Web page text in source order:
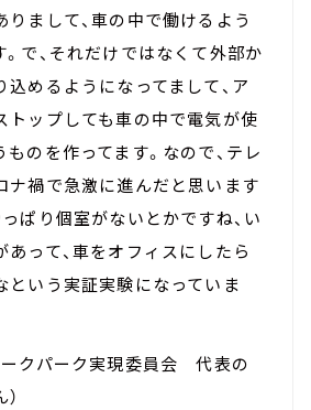
りまして、車の中で働けるよう
。で、それだけではなくて外部か
込めるようになってまして、ア
トップしても車の中で電気が使
ものを作ってます。なので、テレ
ナ禍で急激に進んだと思います
ぱり個室がないとかですね、い
あって、車をオフィスにしたら
という実証実験になっていま
ークパーク実現委員会 代表の